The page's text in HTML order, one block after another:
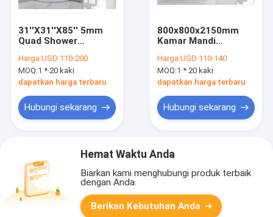
31''X31''X85'' 5mm
Quad Shower
Frame
Harga:USD 110-200
MOQ:1 * 20 kaki
dapatkan harga terbaru
Hubungi sekarang
800x800x2150mm
Kamar Mandi
Enclosures
Harga:USD 110-140
MOQ:1 * 20 kaki
dapatkan harga terbaru
Hubungi sekarang
Hemat Waktu Anda
Biarkan kami menghubungi produk terbaik
dengan Anda.
Berikan Kebutuhan Anda